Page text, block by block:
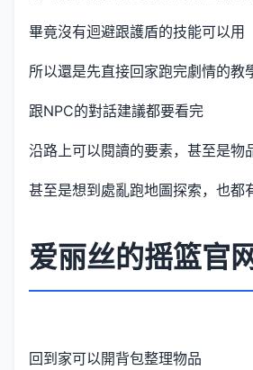
畢竟沒有迴避跟護盾的技能可以用
所以還是先直接回家跑完劇情的教
跟NPC的對話建議都要看完
沿路上可以閱讀的要素，甚至是物
甚至是想到處亂跑地圖探索，也都
爱丽丝的摇篮官
回到家可以開背包整理物品